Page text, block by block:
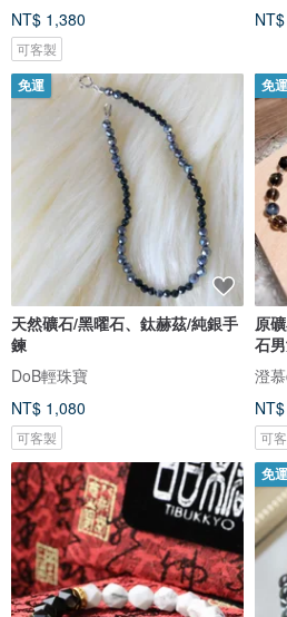
NT$ 1,380
可客製
免運
天然礦石/黑曜石、鈦赫茲/純銀手
鍊
DoB輕珠寶
NT$ 1,080
可客製
免運
原
石
澄
可
免運